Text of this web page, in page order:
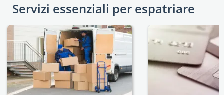
Servizi essenziali per espatriare